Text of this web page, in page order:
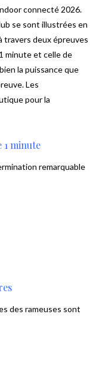
connecté 2026.
se sont illustrées en
travers deux épreuves
minute et celle de
la puissance que
Les
pour la
1 minute
remarquable
des rameuses sont